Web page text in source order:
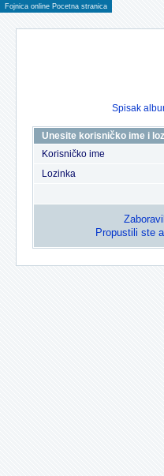
Fojnica online Pocetna stranica
Spisak
Unesite korisničko ime i
Korisničko ime
Lozinka
Propustili ste